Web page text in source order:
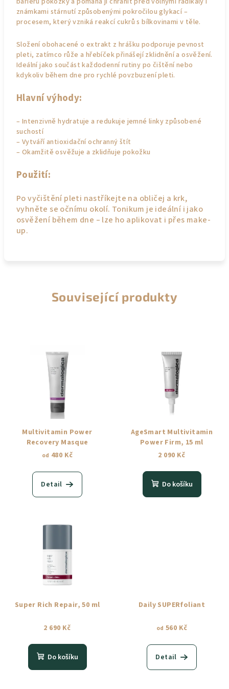
známkami stárnutí způsobenými pokročilou glykací –
procesem, který vzniká reakcí cukrů s bílkovinami v těle.
Složení obohacené o extrakt z hrášku podporuje pevnost
pleti, zatímco růže a hřebíček přinášejí zklidnění a osvěžení.
Ideální jako součást každodenní rutiny po čištění nebo
kdykoliv během dne pro rychlé povzbuzení pleti.
Hlavní výhody:
– Intenzivně hydratuje a redukuje jemné linky způsobené
suchostí
– Vytváří antioxidační ochranný štít
– Okamžitě osvěžuje a zklidňuje pokožku
Použití:
Po vyčištění pleti nastříkejte na obličej a krk,
vyhněte se očnímu okolí. Tonikum je ideální i jako
osvěžení během dne – lze ho aplikovat i přes make-
up.
Související produkty
Multivitamin Power
Recovery Masque
od 480 Kč
Detail
AgeSmart Multivitamin
Power Firm, 15 ml
2 090 Kč
Do košíku
Super Rich Repair, 50 ml
2 690 Kč
Do košíku
Daily SUPERfoliant
od 560 Kč
Detail